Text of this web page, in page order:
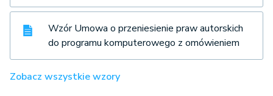
Wzór Umowa o przeniesienie praw autorskich
do programu komputerowego z omówieniem
Zobacz wszystkie wzory